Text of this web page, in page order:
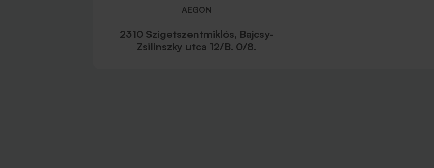
AEGON
2310 Szigetszentmiklós, Bajcsy-
Zsilinszky utca 12/B. 0/8.